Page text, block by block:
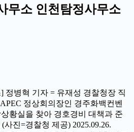
무소 인천탐정사무소
정병혁 기자 = 유재성 경찰청장 직
정상회의장인 경주화백컨벤
황실을 찾아 경호경비 대책과 준
진=경찰청 제공) 2025.09.26.